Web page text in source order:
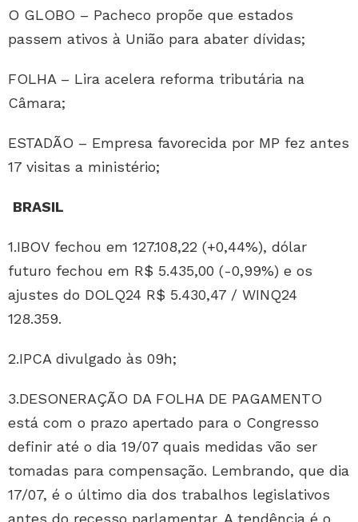
O GLOBO – Pacheco propõe que estados
passem ativos à União para abater dívidas;
FOLHA – Lira acelera reforma tributária na
Câmara;
ESTADÃO – Empresa favorecida por MP fez antes
17 visitas a ministério;
BRASIL
1.IBOV fechou em 127.108,22 (+0,44%), dólar
futuro fechou em R$ 5.435,00 (-0,99%) e os
ajustes do DOLQ24 R$ 5.430,47 / WINQ24
128.359.
2.IPCA divulgado às 09h;
3.DESONERAÇÃO DA FOLHA DE PAGAMENTO
está com o prazo apertado para o Congresso
definir até o dia 19/07 quais medidas vão ser
tomadas para compensação. Lembrando, que dia
17/07, é o último dia dos trabalhos legislativos
antes do recesso parlamentar. A tendência é o